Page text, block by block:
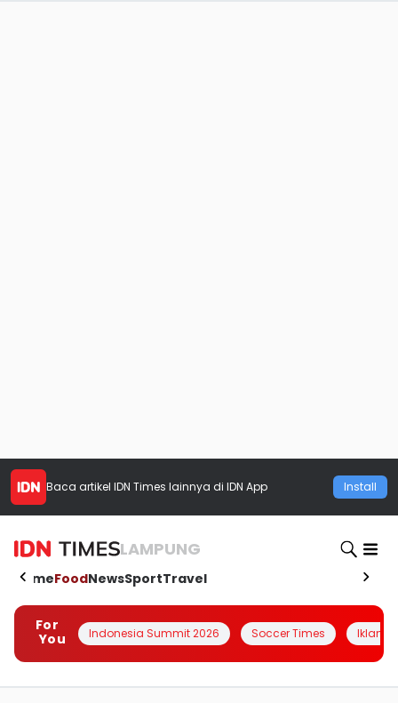
Baca artikel IDN Times lainnya di IDN App Install
LAMPUNG
HomeFoodNewsSportTravel
For
You
Indonesia Summit 2026 Soccer Times Iklanin